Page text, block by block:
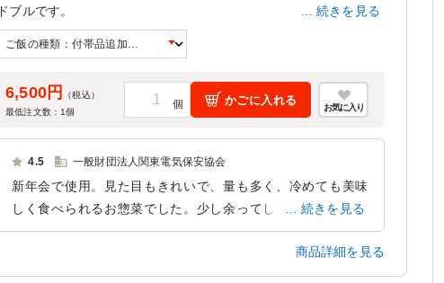
ドブルです。
※3～4人前となります。
選びください。
続きを見る
6,500円
（税込）
最低注文数： 1個
かごに入れる
お気に入り
4.5 一般財団法人関東電気保安協会
新年会で使用。見た目もきれいで、量も多く、冷めても美味
しく食べられるお惣菜でした。少し余ってしまうくらいボリ
ュームたっぷりでしたので、人数より少し少なめくらいの注
文が吉かもしれません。 注文も簡単で、配送も時間をピッ
タリ守ってくださったので非常に助かりました。おいしかっ
続きを見る
商品詳細を見る